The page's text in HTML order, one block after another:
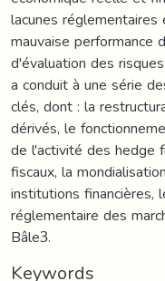
lacunes
mauvaise performance
d'évaluation des
a conduit à une série
clés, dont : la
dérivés, le
de l'activité des hedge
fiscaux, la
institutions financières,
réglementaire des
Bâle3.
Keywords